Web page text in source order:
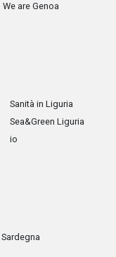
We are Genoa
Sanità in Liguria
Sea&Green Liguria
io